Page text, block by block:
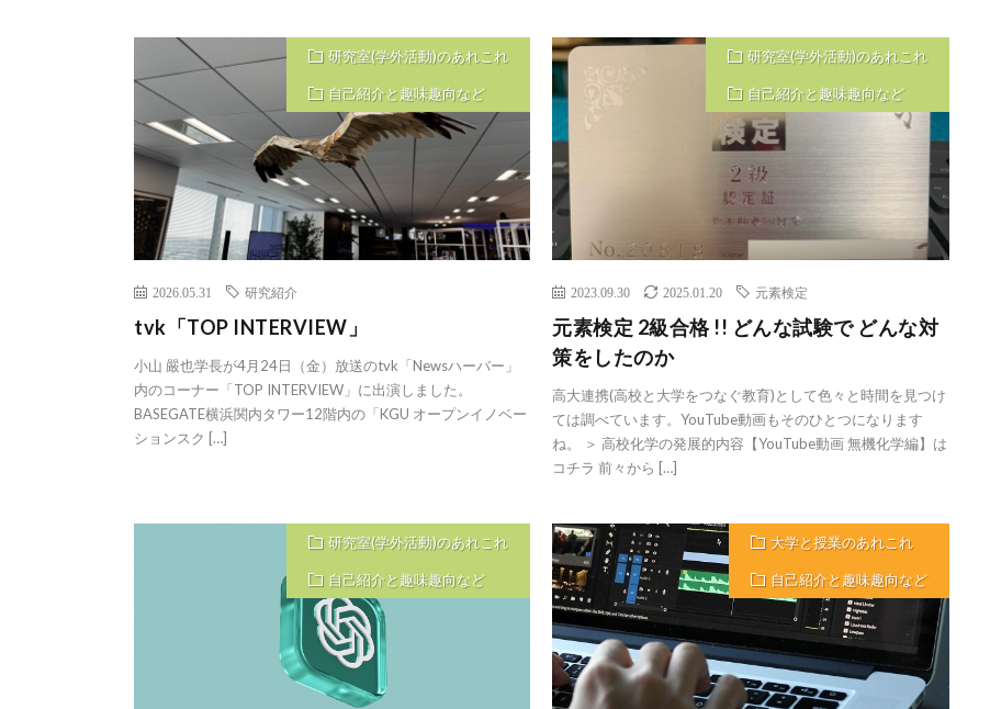
研究室(学外活動)のあれこれ
自己紹介と趣味趣向など
2026.05.31 研究紹介
tvk「TOP INTERVIEW」
小山 嚴也学長が4月24日（金）放送のtvk「Newsハーバー」
内のコーナー「TOP INTERVIEW」に出演しました。
BASEGATE横浜関内タワー12階内の「KGU オープンイノベー
ションスク […]
研究室(学外活動)のあれこれ
自己紹介と趣味趣向など
2023.09.30 2025.01.20 元素検定
元素検定 2級合格 !! どんな試験で どんな対
策をしたのか
高大連携(高校と大学をつなぐ教育)として色々と時間を見つけ
ては調べています。YouTube動画もそのひとつになります
ね。 ＞ 高校化学の発展的内容【YouTube動画 無機化学編】は
コチラ 前々から […]
研究室(学外活動)のあれこれ
自己紹介と趣味趣向など
大学と授業のあれこれ
自己紹介と趣味趣向など